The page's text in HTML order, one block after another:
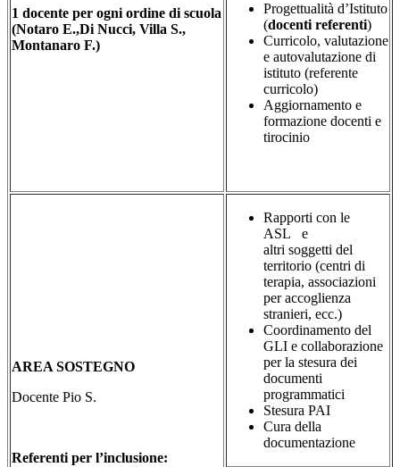
1 docente per ogni ordine di scuola
(Notaro E.,Di Nucci, Villa S.,
Montanaro F.)
Progettualità d’Istituto
(docenti referenti)
Curricolo, valutazione
e autovalutazione di
istituto (referente
curricolo)
Aggiornamento e
formazione docenti e
tirocinio
AREA SOSTEGNO
Docente Pio S.
Referenti per l’inclusione:
Rapporti con le
ASL e
altri soggetti del
territorio (centri di
terapia, associazioni
per accoglienza
stranieri, ecc.)
Coordinamento del
GLI e collaborazione
per la stesura dei
documenti
programmatici
Stesura PAI
Cura della
documentazione